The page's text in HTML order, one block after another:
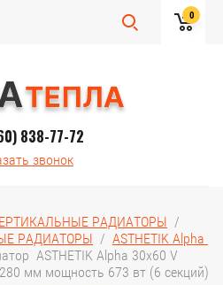
0
838-77-72
звонок
РАДИАТОРЫ
РАДИАТОРЫ
  /
ASTHETIK Alpha
ASTHETIK Alpha 30x60 V
мм мощность 673 вт (6 секций)